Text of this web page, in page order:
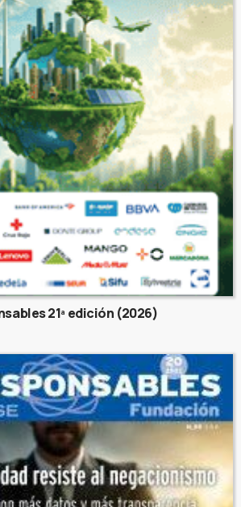
21ª edición (2026)